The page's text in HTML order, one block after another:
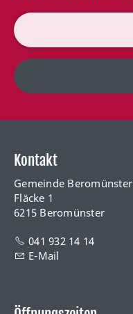
Kontakt
Gemeinde Beromünster
Fläcke 1
6215 Beromünster
041 932 14 14
E-Mail